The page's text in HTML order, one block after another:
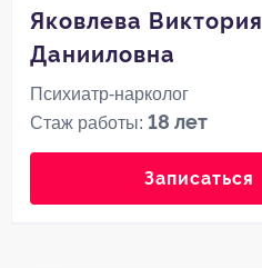
Яковлева Виктория
Данииловна
Психиатр-нарколог
Стаж работы:18 лет
Записаться